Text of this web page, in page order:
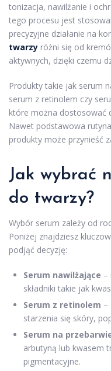
tonizacja, nawilżanie i
tego procesu jest
precyzyjne działanie na
twarzy różni się od
aktywnych, dzięki czemu
Produkty takie jak serum
serum z retinolem czy
które można dostosować
Nawet podstawowa
produkty może przynieść
Jak wybrać
do twarzy?
Wybór serum zależy od
Poniżej znajdziesz
podjąć decyzję:
Serum nawilżające –
składniki takie jak
Serum z retinolem –
starzenia się skóry,
Serum na
arbutyną lub kwasem
pigmentacyjne.